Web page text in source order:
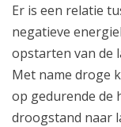
Er is een relatie
negatieve
opstarten van de
Met name droge
op gedurende de
droogstand naar